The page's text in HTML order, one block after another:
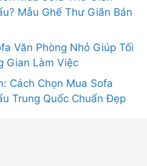
Mẫu Ghế Thư Giãn Bán
Văn Phòng Nhỏ Giúp Tối
Gian Làm Việc
Cách Chọn Mua Sofa
Trung Quốc Chuẩn Đẹp